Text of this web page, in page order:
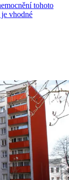
tohoto
vhodné